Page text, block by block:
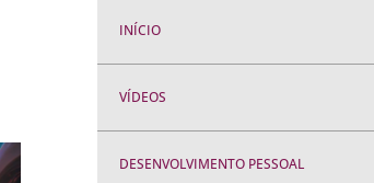
INÍCIO
VÍDEOS
DESENVOLVIMENTO PESSOAL